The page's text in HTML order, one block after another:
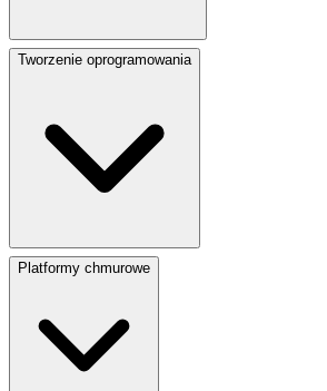
Tworzenie oprogramowania
Platformy chmurowe